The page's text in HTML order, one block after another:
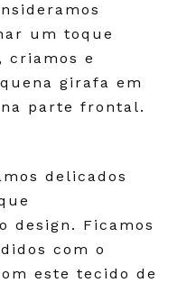
um toque
criamos e
girafa em
parte frontal.
delicados
design. Ficamos
com o
este tecido de